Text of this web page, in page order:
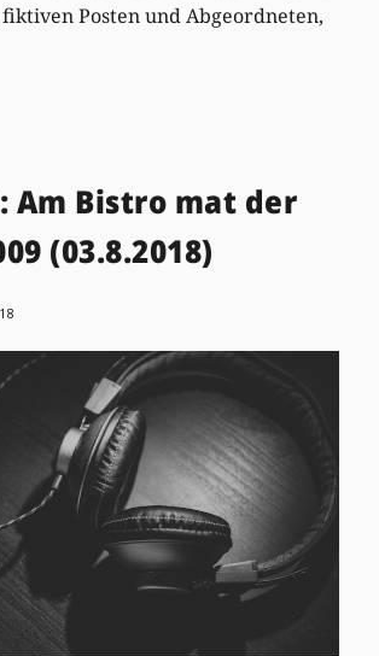
Posten und Abgeordneten,
Am Bistro mat der
(03.8.2018)